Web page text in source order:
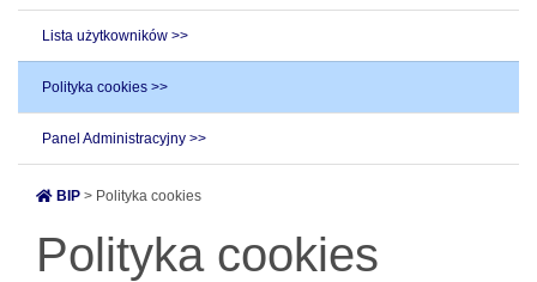
Lista użytkowników >>
Polityka cookies >>
Panel Administracyjny >>
BIP > Polityka cookies
Polityka cookies